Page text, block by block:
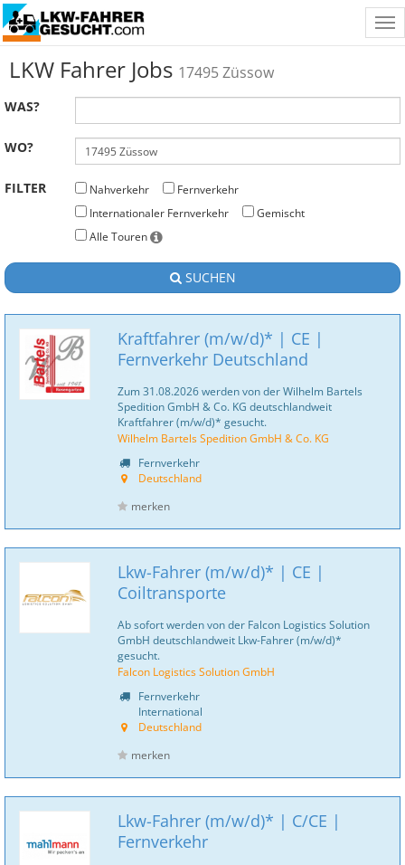
LKW Fahrer Jobs 17495 Züssow
WAS?
WO?
FILTER Nahverkehr
Fernverkehr
Internationaler Fernverkehr
Gemischt
Alle Touren
SUCHEN
Kraftfahrer (m/w/d)* | CE |
Fernverkehr Deutschland
Zum 31.08.2026 werden von der Wilhelm Bartels
Spedition GmbH & Co. KG deutschlandweit
Kraftfahrer (m/w/d)* gesucht.
Wilhelm Bartels Spedition GmbH & Co. KG
Fernverkehr
Deutschland
merken
Lkw-Fahrer (m/w/d)* | CE |
Coiltransporte
Ab sofort werden von der Falcon Logistics Solution
GmbH deutschlandweit Lkw-Fahrer (m/w/d)*
gesucht.
Falcon Logistics Solution GmbH
Fernverkehr
International
Deutschland
merken
Lkw-Fahrer (m/w/d)* | C/CE |
Fernverkehr